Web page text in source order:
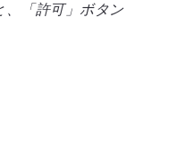
、「許可」ボタン